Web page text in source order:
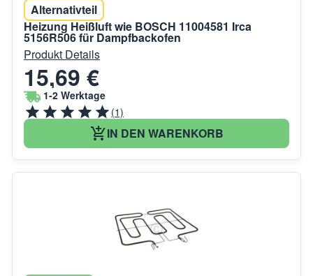
Alternativteil
Heizung Heißluft wie BOSCH 11004581 Irca
5156R506 für Dampfbackofen
Produkt Details
15,69 €
1-2 Werktage
(1)
IN DEN WARENKORB